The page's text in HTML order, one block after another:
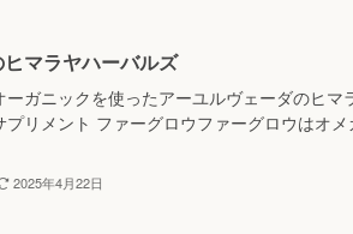
マラヤハーバルズ
ーガニックを使ったアーユルヴェーダのヒマ
プリメント ファーグロウファーグロウはオ
2025年4月22日